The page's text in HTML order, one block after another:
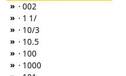
» · 002
» · 1 1/
» · 10/3
» · 10.5
» · 100
» · 1000